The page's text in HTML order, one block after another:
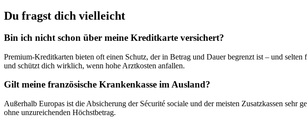
Du fragst dich vielleicht
Bin ich nicht schon über meine Kreditkarte versichert?
Premium-Kreditkarten bieten oft einen Schutz, der in Betrag und Dauer begrenzt ist – und
und schützt dich wirklich, wenn hohe Arztkosten anfallen.
Gilt meine französische Krankenkasse im Ausland?
Außerhalb Europas ist die Absicherung der Sécurité sociale und der meisten Zusatzkassen
ohne unzureichenden Höchstbetrag.